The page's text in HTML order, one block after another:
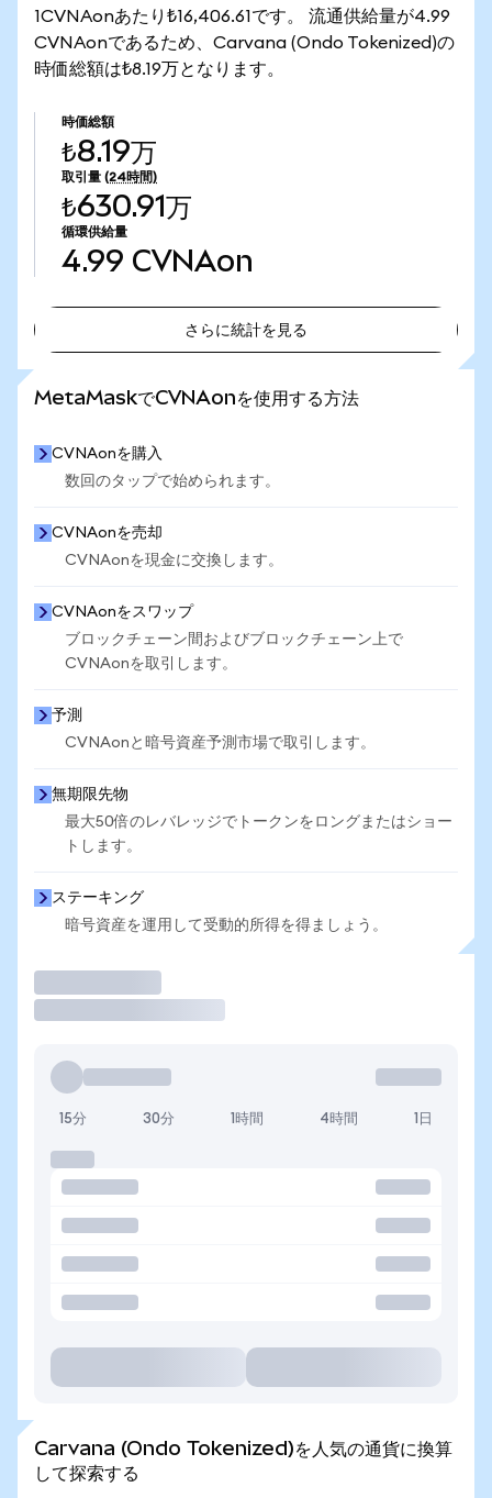
1CVNAonあたり₺16,406.61です。 流通供給量が4.99
CVNAonであるため、Carvana (Ondo Tokenized)の
時価総額は₺8.19万となります。
時価総額
₺8.19万
取引量 (24時間)
₺630.91万
循環供給量
4.99 CVNAon
さらに統計を見る
MetaMaskでCVNAonを使用する方法
CVNAonを購入
数回のタップで始められます。
CVNAonを売却
CVNAonを現金に交換します。
CVNAonをスワップ
ブロックチェーン間およびブロックチェーン上で
CVNAonを取引します。
予測
CVNAonと暗号資産予測市場で取引します。
無期限先物
最大50倍のレバレッジでトークンをロングまたはショー
トします。
ステーキング
暗号資産を運用して受動的所得を得ましょう。
15分 30分 1時間 4時間 1日
Carvana (Ondo Tokenized)を人気の通貨に換算
して探索する